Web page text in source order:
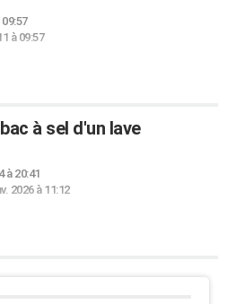
09:57
à 09:57
à sel d'un lave
à 20:41
2026 à 11:12